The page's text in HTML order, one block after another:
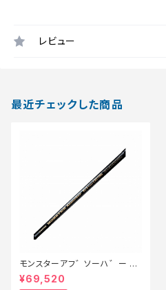
レビュー
最近チェックした商品
モンスターアフ゛ソーハ゛ー 8
2/8ハ゜ワーキャスティンク゛
【特価竿】【20】
¥69,520